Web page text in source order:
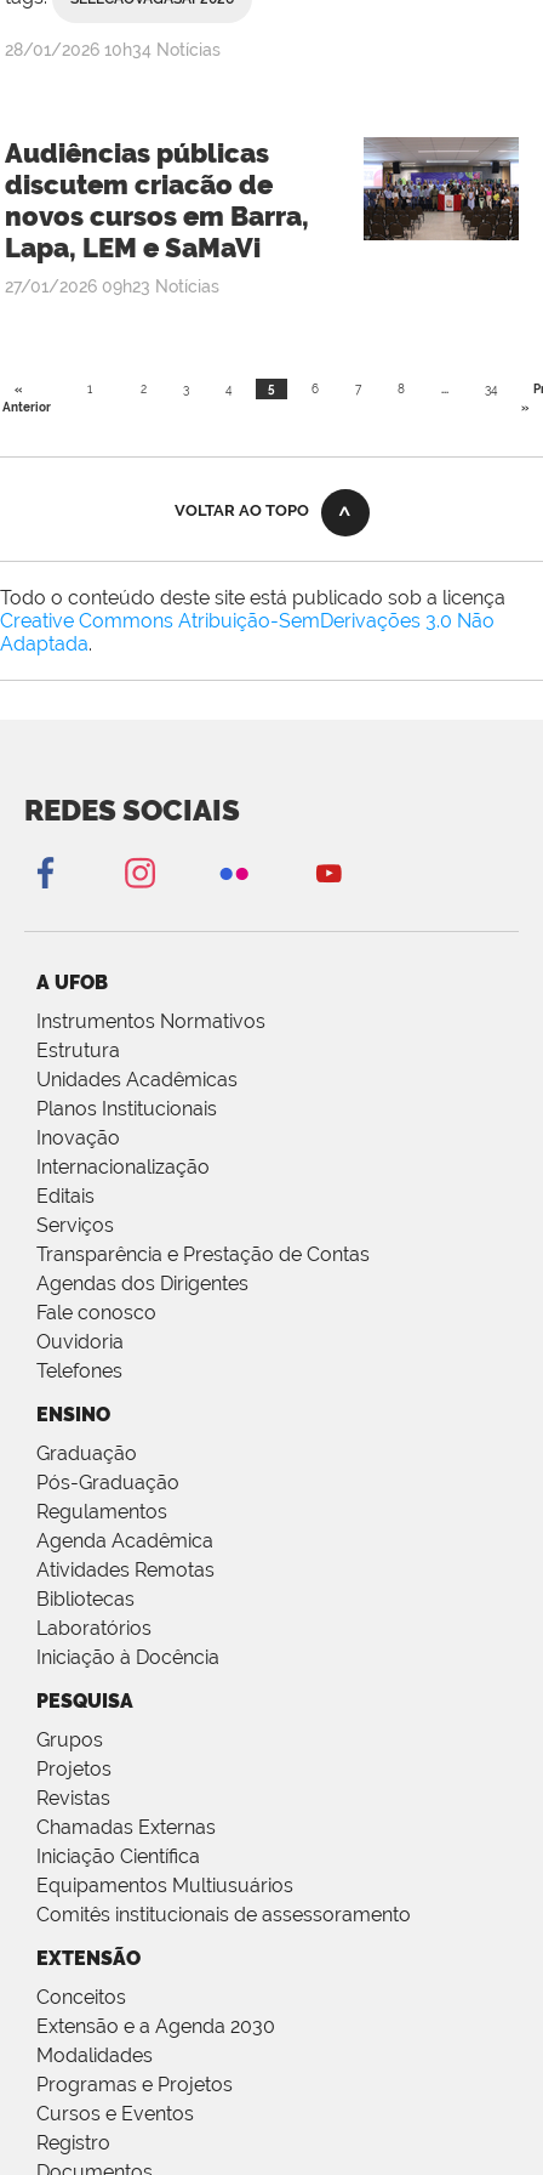
publicado
28/01/2026 10h34 Notícias
Audiências públicas
discutem criacão de
novos cursos em Barra,
Lapa, LEM e SaMaVi
publicado
27/01/2026 09h23 Notícias
«
Anterior
1 2 3 4 5 6 7 8 ... 34
»
VOLTAR AO TOPO
Todo o conteúdo deste site está publicado sob a licença
Creative Commons Atribuição-SemDerivações 3.0 Não
Adaptada.
REDES SOCIAIS
A UFOB
Instrumentos Normativos
Estrutura
Unidades Acadêmicas
Planos Institucionais
Inovação
Internacionalização
Editais
Serviços
Transparência e Prestação de Contas
Agendas dos Dirigentes
Fale conosco
Ouvidoria
Telefones
ENSINO
Graduação
Pós-Graduação
Regulamentos
Agenda Acadêmica
Atividades Remotas
Bibliotecas
Laboratórios
Iniciação à Docência
PESQUISA
Grupos
Projetos
Revistas
Chamadas Externas
Iniciação Científica
Equipamentos Multiusuários
Comitês institucionais de assessoramento
EXTENSÃO
Conceitos
Extensão e a Agenda 2030
Modalidades
Programas e Projetos
Cursos e Eventos
Registro